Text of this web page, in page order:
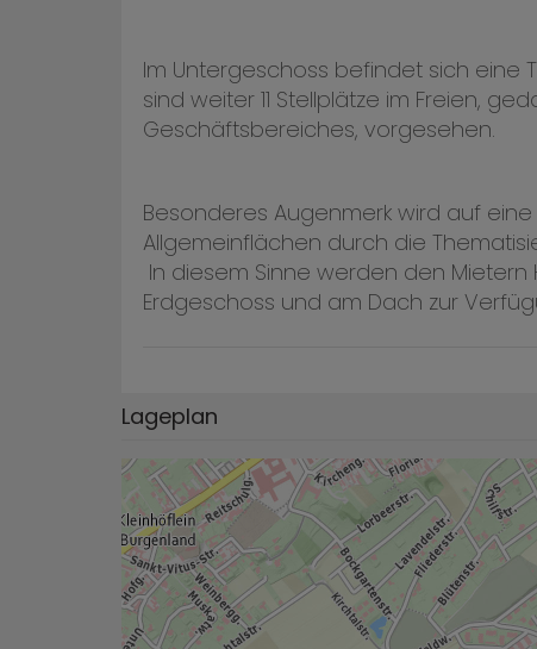
Im Untergeschoss befindet sich eine
sind weiter 11 Stellplätze im Freien,
Geschäftsbereiches, vorgesehen.
Besonderes Augenmerk wird auf
Allgemeinflächen durch die
In diesem Sinne werden den
Erdgeschoss und am Dach zur
Lageplan